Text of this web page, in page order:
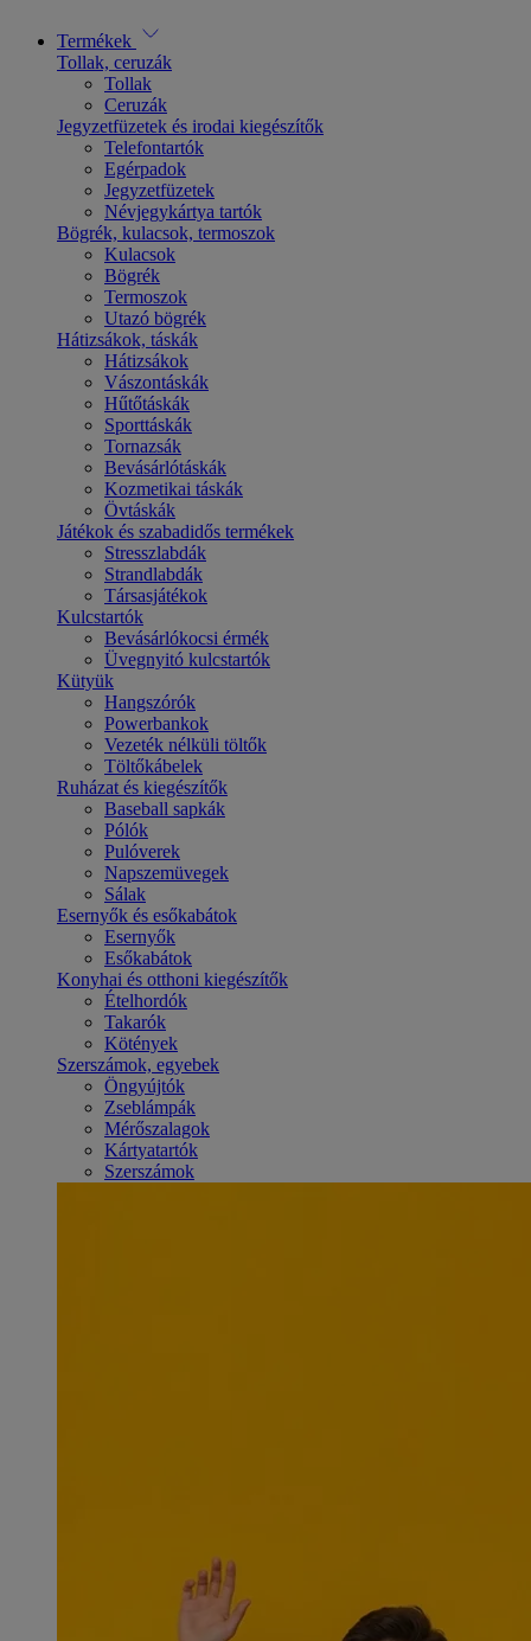
Termékek
Tollak, ceruzák
Tollak
Ceruzák
Jegyzetfüzetek és irodai kiegészítők
Telefontartók
Egérpadok
Jegyzetfüzetek
Névjegykártya tartók
Bögrék, kulacsok, termoszok
Kulacsok
Bögrék
Termoszok
Utazó bögrék
Hátizsákok, táskák
Hátizsákok
Vászontáskák
Hűtőtáskák
Sporttáskák
Tornazsák
Bevásárlótáskák
Kozmetikai táskák
Övtáskák
Játékok és szabadidős termékek
Stresszlabdák
Strandlabdák
Társasjátékok
Kulcstartók
Bevásárlókocsi érmék
Üvegnyitó kulcstartók
Kütyük
Hangszórók
Powerbankok
Vezeték nélküli töltők
Töltőkábelek
Ruházat és kiegészítők
Baseball sapkák
Pólók
Pulóverek
Napszemüvegek
Sálak
Esernyők és esőkabátok
Esernyők
Esőkabátok
Konyhai és otthoni kiegészítők
Ételhordók
Takarók
Kötények
Szerszámok, egyebek
Öngyújtók
Zseblámpák
Mérőszalagok
Kártyatartók
Szerszámok